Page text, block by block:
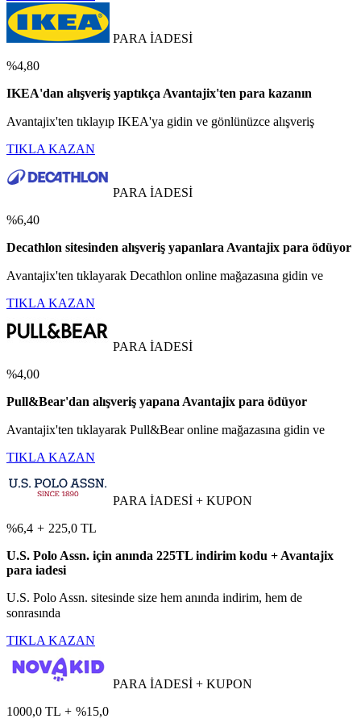
PARA İADESİ
%4,80
IKEA'dan alışveriş yaptıkça Avantajix'ten para kazanın
Avantajix'ten tıklayıp IKEA'ya gidin ve gönlünüzce alışveriş
TIKLA KAZAN
PARA İADESİ
%6,40
Decathlon sitesinden alışveriş yapanlara Avantajix para ödüyor
Avantajix'ten tıklayarak Decathlon online mağazasına gidin ve
TIKLA KAZAN
PARA İADESİ
%4,00
Pull&Bear'dan alışveriş yapana Avantajix para ödüyor
Avantajix'ten tıklayarak Pull&Bear online mağazasına gidin ve
TIKLA KAZAN
PARA İADESİ + KUPON
%6,4 + 225,0 TL
U.S. Polo Assn. için anında 225TL indirim kodu + Avantajix
para iadesi
U.S. Polo Assn. sitesinde size hem anında indirim, hem de
sonrasında
TIKLA KAZAN
PARA İADESİ + KUPON
1000,0 TL + %15,0